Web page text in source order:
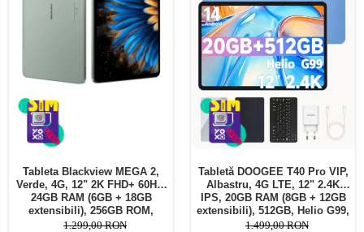
Tableta Blackview MEGA 2,
Verde, 4G, 12" 2K FHD+ 60Hz,
24GB RAM (6GB + 18GB
extensibili), 256GB ROM,
Android 15, Unisoc T615,
1.299,00 RON
Tabletă DOOGEE T40 Pro VIP,
Albastru, 4G LTE, 12" 2.4K
IPS, 20GB RAM (8GB + 12GB
extensibili), 512GB, Helio G99,
10800mAh, 33W, Android 14,
1.499,00 RON